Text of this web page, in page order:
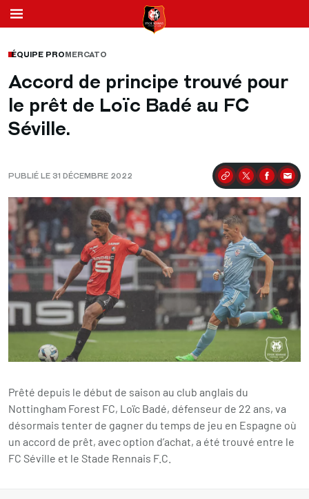
ÉQUIPE PROMERCATO
Accord de principe trouvé pour
le prêt de Loïc Badé au FC
Séville.
PUBLIÉ LE 31 DÉCEMBRE 2022 Partager
Prêté depuis le début de saison au club anglais du
Nottingham Forest FC, Loïc Badé, défenseur de 22 ans, va
désormais tenter de gagner du temps de jeu en Espagne où
un accord de prêt, avec option d’achat, a été trouvé entre le
FC Séville et le Stade Rennais F.C.